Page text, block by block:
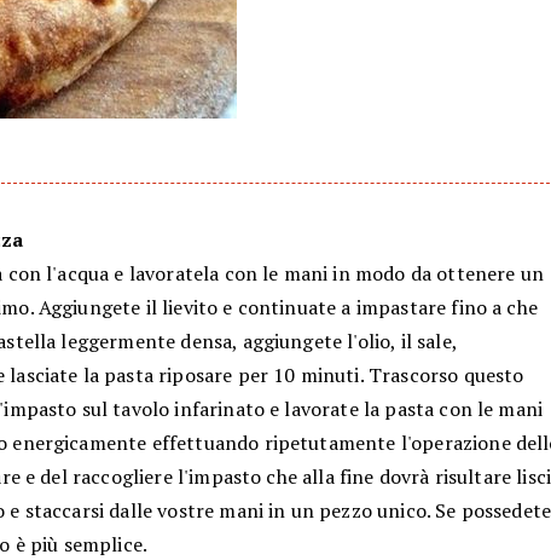
l'acqua e lavoratela con le mani in modo da ottenere un
Aggiungete il lievito e continuate a impastare fino a che
leggermente densa, aggiungete l'olio, il sale,
lasciate la pasta riposare per 10 minuti. Trascorso questo
sul tavolo infarinato e lavorate la pasta con le mani
energicamente effettuando ripetutamente l'operazione
e del raccogliere l'impasto che alla fine dovrà risultare
e staccarsi dalle vostre mani in un pezzo unico. Se possedete
più semplice.